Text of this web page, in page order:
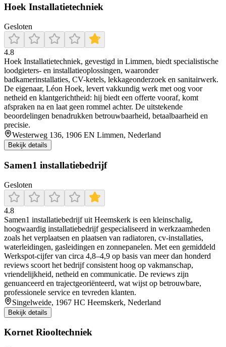
Hoek Installatietechniek
Gesloten
4.8
Hoek Installatietechniek, gevestigd in Limmen, biedt specialistische
loodgieters- en installatieoplossingen, waaronder
badkamerinstallaties, CV-ketels, lekkageonderzoek en sanitairwerk.
De eigenaar, Léon Hoek, levert vakkundig werk met oog voor
netheid en klantgerichtheid: hij biedt een offerte vooraf, komt
afspraken na en laat geen rommel achter. De uitstekende
beoordelingen benadrukken betrouwbaarheid, betaalbaarheid en
precisie.
Westerweg 136, 1906 EN Limmen, Nederland
Bekijk details
Samen1 installatiebedrijf
Gesloten
4.8
Samen1 installatiebedrijf uit Heemskerk is een kleinschalig,
hoogwaardig installatiebedrijf gespecialiseerd in werkzaamheden
zoals het verplaatsen en plaatsen van radiatoren, cv‑installaties,
waterleidingen, gasleidingen en zonnepanelen. Met een gemiddeld
Werkspot‐cijfer van circa 4,8–4,9 op basis van meer dan honderd
reviews scoort het bedrijf consistent hoog op vakmanschap,
vriendelijkheid, netheid en communicatie. De reviews zijn
genuanceerd en trajectgeoriënteerd, wat wijst op betrouwbare,
professionele service en tevreden klanten.
Singelweide, 1967 HC Heemskerk, Nederland
Bekijk details
Kornet Riooltechniek